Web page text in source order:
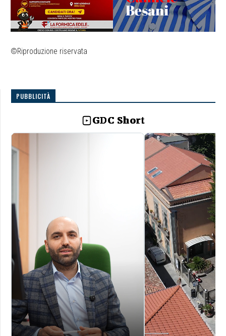
©Riproduzione riservata
PUBBLICITÀ
GDC Short